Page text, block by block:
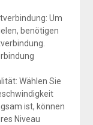
Um
benötigen
Wählen Sie
ist, können
Niveau